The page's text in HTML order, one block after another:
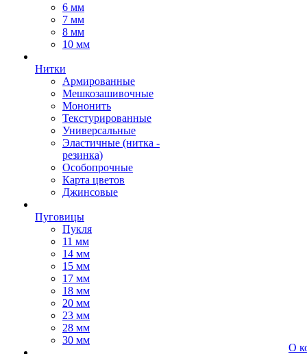
6 мм
7 мм
8 мм
10 мм
Нитки
Армированные
Мешкозашивочные
Мононить
Текстурированные
Универсальные
Эластичные (нитка -
резинка)
Особопрочные
Карта цветов
Джинсовые
Пуговицы
Пукля
11 мм
14 мм
15 мм
17 мм
18 мм
20 мм
23 мм
28 мм
30 мм
О